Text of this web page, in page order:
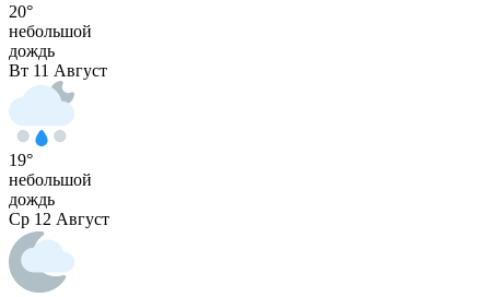
20°
небольшой
дождь
Вт 11 Август
19°
небольшой
дождь
Ср 12 Август